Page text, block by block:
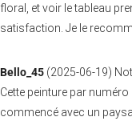
floral, et voir le tableau
satisfaction. Je le
Bello_45 (2025-06-19)
Cette peinture par
commencé avec un